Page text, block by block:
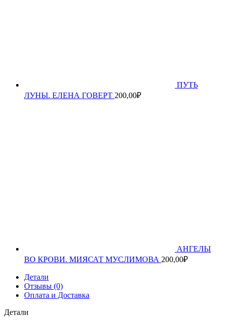
ПУТЬ
ЛУНЫ. ЕЛЕНА ГОВЕРТ 200,00₽
АНГЕЛЫ
ВО КРОВИ. МИЯСАТ МУСЛИМОВА 200,00₽
Детали
Отзывы (0)
Оплата и Доставка
Детали